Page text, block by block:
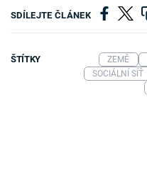
SDÍLEJTE ČLÁNEK
ŠTÍTKY ZEMĚ
SOCIÁLNÍ SÍŤ